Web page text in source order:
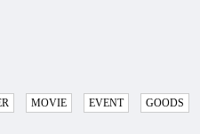
MOVIE EVENT GOODS